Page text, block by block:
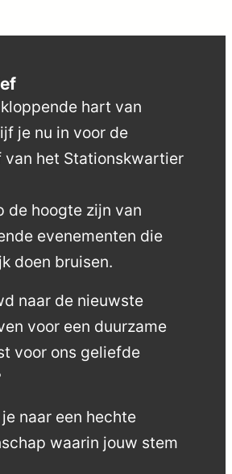
hart van
je nu in voor de
van het Stationskwartier
de hoogte zijn van
evenementen die
doen bruisen.
naar de nieuwste
voor een duurzame
voor ons geliefde
naar een hechte
waarin jouw stem